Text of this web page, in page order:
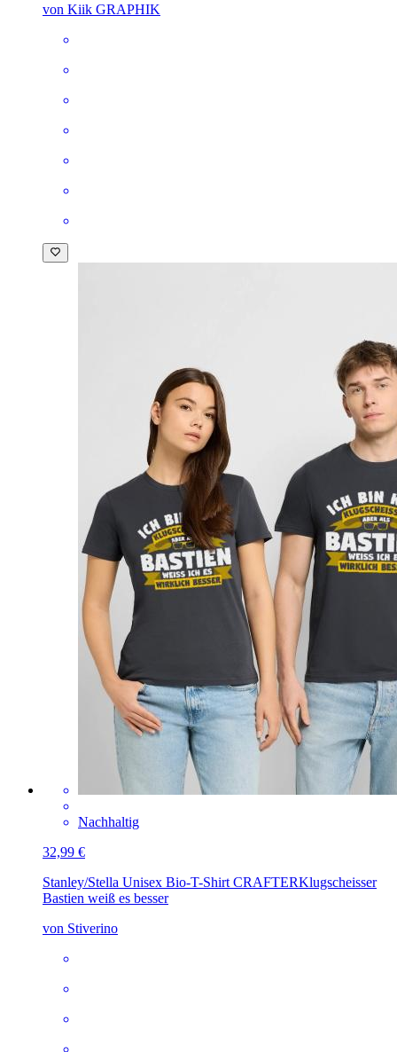
von Kiik GRAPHIK
Nachhaltig
32,99 €
Stanley/Stella Unisex Bio-T-Shirt CRAFTERKlugscheisser
Bastien weiß es besser
von Stiverino